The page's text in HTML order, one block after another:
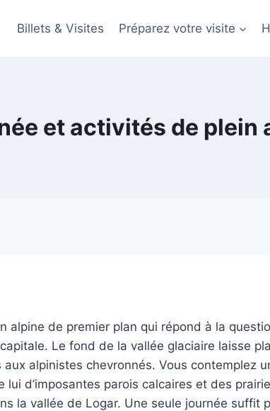
Billets & Visites Préparez votre visite
et activités de plein
alpine de premier plan qui répond à la
Le fond de la vallée glaciaire laisse
alpinistes chevronnés. Vous contemplez
d’imposantes parois calcaires et des
la vallée de Logar. Une seule journée suffit